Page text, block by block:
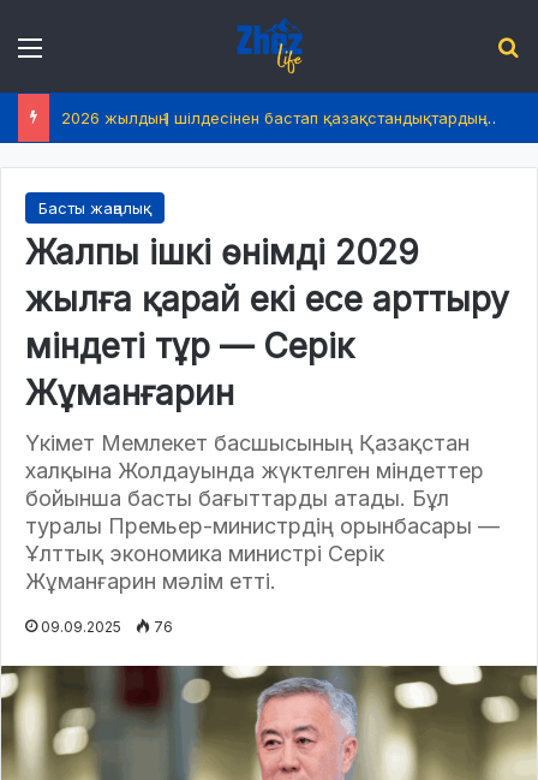
2026 жылдың 1 шілдесінен бастап қазақстандықтардың өмірінде не өзгереді?
Басты жаңалық
Жалпы ішкі өнімді 2029
жылға қарай екі есе арттыру
міндеті тұр — Серік
Жұманғарин
Үкімет Мемлекет басшысының Қазақстан
халқына Жолдауында жүктелген міндеттер
бойынша басты бағыттарды атады. Бұл
туралы Премьер-министрдің орынбасары —
Ұлттық экономика министрі Серік
Жұманғарин мәлім етті.
09.09.2025 76